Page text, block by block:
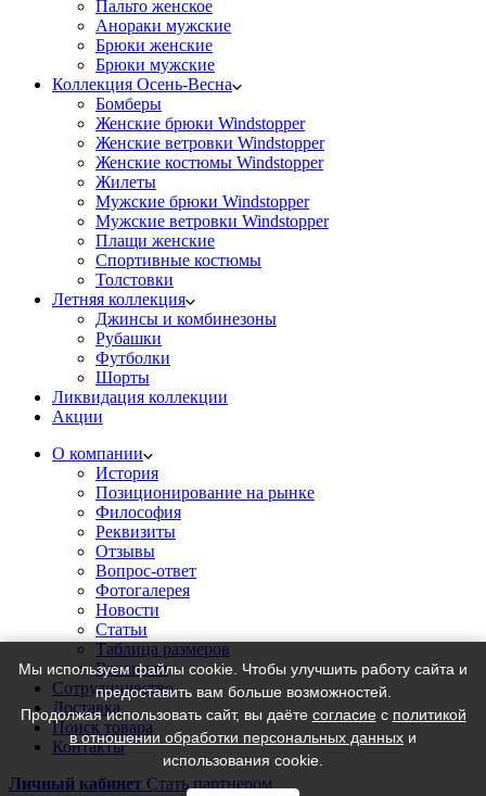
Пальто женское
Анораки мужские
Брюки женские
Брюки мужские
Коллекция Осень-Весна
Бомберы
Женские брюки Windstopper
Женские ветровки Windstopper
Женские костюмы Windstopper
Жилеты
Мужские брюки Windstopper
Мужские ветровки Windstopper
Плащи женские
Спортивные костюмы
Толстовки
Летняя коллекция
Джинсы и комбинезоны
Рубашки
Футболки
Шорты
Ликвидация коллекции
Акции
О компании
История
Позиционирование на рынке
Философия
Реквизиты
Отзывы
Вопрос-ответ
Фотогалерея
Новости
Статьи
Таблица размеров
Вакансии
Сотрудничество
Доставка
Поиск товара
Контакты
Личный кабинет Стать партнером
Мы используем файлы cookie. Чтобы улучшить работу сайта и
предоставить вам больше возможностей.
Продолжая использовать сайт, вы даёте согласиес политикой
в отношении обработки персональных данных и
использования cookie.